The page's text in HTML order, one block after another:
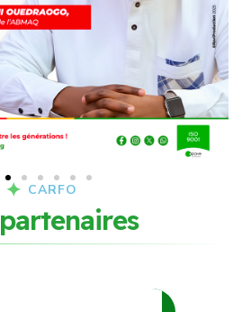
CARFO
partenaires